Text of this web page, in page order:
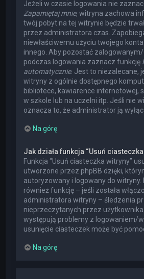
Jeżeli w czasie logowania nie
Zapamiętaj mnie, witryna zachowa
twój pobyt na tej witrynie będzie
przez administratora czas.
niewłaściwemu użyciu twojego
innego. Aby pozostać
podczas logowania zaznacz funkcję
automatycznie. Jest to niezalecane,
witryny z ogólnie dostępnego
bibliotece, kawiarence internetowej,
w szkole lub na uczelni itp. Jeśli nie
oznacza to, że administrator ją
Na górę
Jak działa funkcja “Usuń
Funkcja “Usuń ciasteczka witryny”
utworzone przez phpBB dzięki,
autoryzowany i logowany do witryny.
również funkcję – jeśli została
administratora witryny – śledzenia
nieprzeczytanych przez
występują problemy z logowaniem/
usunięcie ciasteczek może być
Na górę